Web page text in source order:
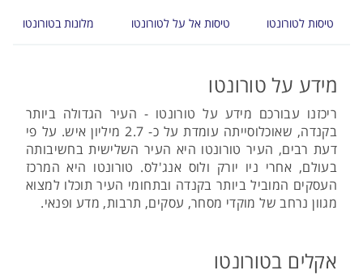
טיסות לטורונטו טיסות אל על לטורונטו מלונות בטורונטו
מידע על טורונטו
ריכזנו עבורכם מידע על טורונטו - העיר הגדולה ביותר
בקנדה, שאוכלוסייתה עומדת על כ- 2.7 מיליון איש. על פי
דעת רבים, העיר טורונטו היא העיר השלישית בחשיבותה
בעולם, אחרי ניו יורק ולוס אנג'לס. טורונטו היא המרכז
העסקים המוביל ביותר בקנדה ובתחומי העיר תוכלו למצוא
מגוון נרחב של מוקדי מסחר, עסקים, תרבות, מדע ופנאי.
אקלים בטורונטו